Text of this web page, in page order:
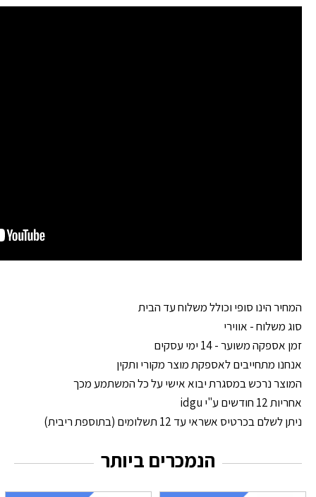
המחיר הינו סופי וכולל משלוח עד הבית
סוג משלוח - אווירי
זמן אספקה משוער - 14 ימי עסקים
אנחנו מתחייבים לאספקת מוצר מקורי ותקין
המוצר נרכש במסגרת יבוא אישי על כל המשתמע מכך
אחריות 12 חודשים ע"י idgu
ניתן לשלם בכרטיס אשראי עד 12 תשלומים (בתוספת ריבית)
הנמכרים ביותר